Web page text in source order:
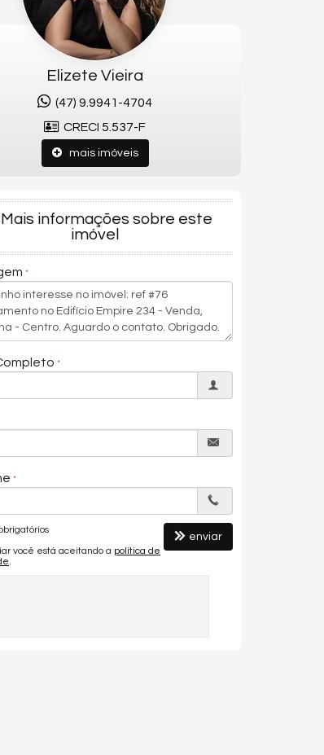
Elizete Vieira
(47) 9.9941-4704
CRECI 5.537-F
mais imóveis
Mais informações sobre este
imóvel
você está aceitando a política de
.
enviar